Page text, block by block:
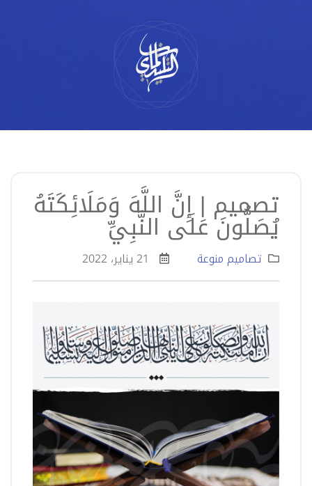
تصميم | إِنَّ اللَّهَ وَمَلَائِكَتَهُ
يُصَلُّونَ عَلَى النَّبِيِّ
تصاميم منوعة